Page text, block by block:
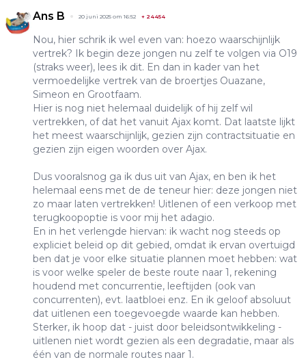
Ans B 20 juni 2025 om 16:52 + 24454
Nou, hier schrik ik wel even van: hoezo waarschijnlijk
vertrek? Ik begin deze jongen nu zelf te volgen via O19
(straks weer), lees ik dit. En dan in kader van het
vermoedelijke vertrek van de broertjes Ouazane,
Simeon en Grootfaam.
Hier is nog niet helemaal duidelijk of hij zelf wil
vertrekken, of dat het vanuit Ajax komt. Dat laatste lijkt
het meest waarschijnlijk, gezien zijn contractsituatie en
gezien zijn eigen woorden over Ajax.
Dus vooralsnog ga ik dus uit van Ajax, en ben ik het
helemaal eens met de de teneur hier: deze jongen niet
zo maar laten vertrekken! Uitlenen of een verkoop met
terugkoopoptie is voor mij het adagio.
En in het verlengde hiervan: ik wacht nog steeds op
expliciet beleid op dit gebied, omdat ik ervan overtuigd
ben dat je voor elke situatie plannen moet hebben: wat
is voor welke speler de beste route naar 1, rekening
houdend met concurrentie, leeftijden (ook van
concurrenten), evt. laatbloei enz. En ik geloof absoluut
dat uitlenen een toegevoegde waarde kan hebben.
Sterker, ik hoop dat - juist door beleidsontwikkeling -
uitlenen niet wordt gezien als een degradatie, maar als
één van de normale routes naar 1.